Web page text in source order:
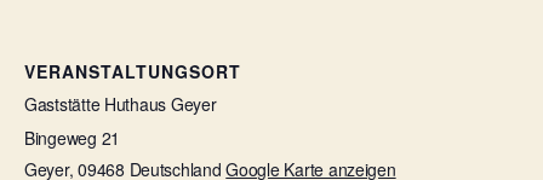
VERANSTALTUNGSORT
Gaststätte Huthaus Geyer
Bingeweg 21
Geyer, 09468 Deutschland Google Karte anzeigen